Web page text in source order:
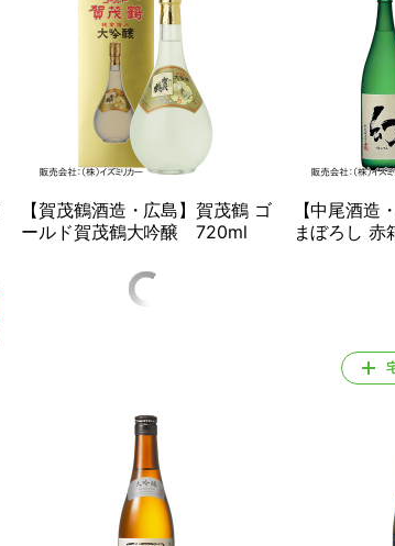
【賀茂鶴酒造・広島】賀茂鶴 ゴ
ールド賀茂鶴大吟醸 720ml
【中尾酒造
まぼろし